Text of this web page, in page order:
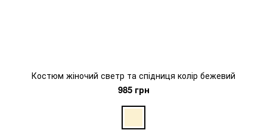
Костюм жіночий светр та спідниця колір бежевий
985 грн